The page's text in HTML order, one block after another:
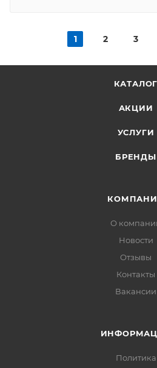
1 2 3
КАТАЛОГ
АКЦИИ
УСЛУГИ
БРЕНДЫ
О
Новости
Отзывы
Контакты
Вакансии
Политика